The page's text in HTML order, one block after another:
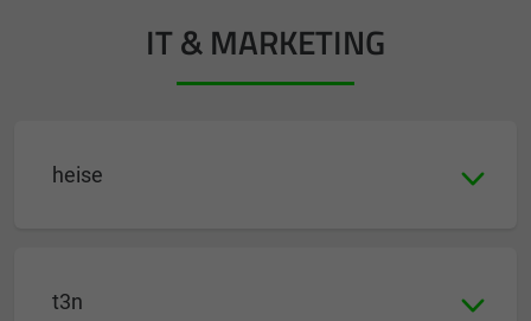
IT & MARKETING
heise
t3n